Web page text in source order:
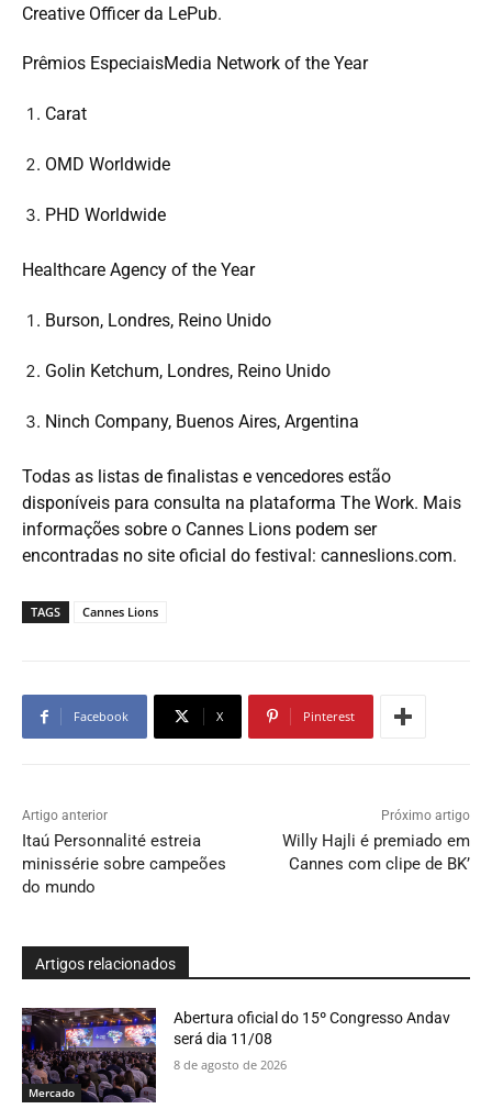
Creative Officer da LePub.
Prêmios EspeciaisMedia Network of the Year
Carat
OMD Worldwide
PHD Worldwide
Healthcare Agency of the Year
Burson, Londres, Reino Unido
Golin Ketchum, Londres, Reino Unido
Ninch Company, Buenos Aires, Argentina
Todas as listas de finalistas e vencedores estão
disponíveis para consulta na plataforma The Work. Mais
informações sobre o Cannes Lions podem ser
encontradas no site oficial do festival: canneslions.com.
TAGS Cannes Lions
Facebook X Pinterest
Artigo anterior
Itaú Personnalité estreia
minissérie sobre campeões
do mundo
Próximo artigo
Willy Hajli é premiado em
Cannes com clipe de BK’
Artigos relacionados
Mercado
Abertura oficial do 15º Congresso Andav
será dia 11/08
8 de agosto de 2026